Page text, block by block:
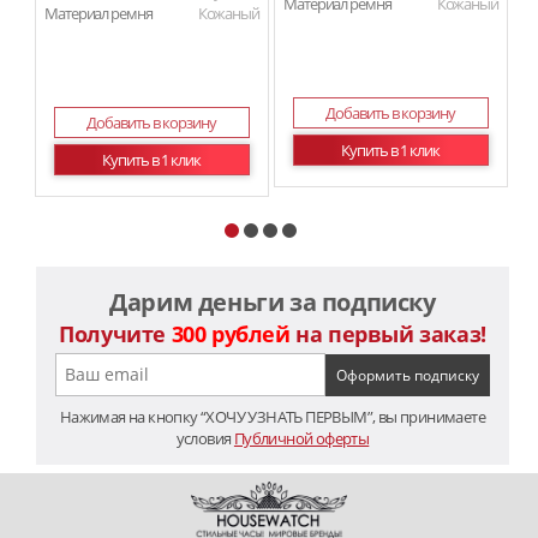
Материал ремня
Кожаный
Добавить в корзину
Купить в 1 клик
Добавить в корзину
Купить в 1 клик
Дарим деньги за подписку
Получите 300 рублей на первый заказ!
Нажимая на кнопку “ХОЧУ УЗНАТЬ ПЕРВЫМ”, вы принимаете
условия Публичной оферты